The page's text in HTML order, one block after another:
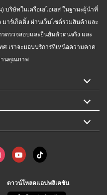
บริษัทในเครือเอไอเอส ในฐานะผู้นำที่
ร์เก็ตติ้ง ผ่านเว็บไซต์รวมสินค้าและ
ตรวจสอบและยืนยันตัวตนจริง และ
เราจะมอบบริการที่เหนือความคาด
านคุณภาพ
ดาวน์โหลดแอปพลิเคชัน